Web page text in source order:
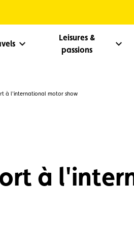
Leisures &
passions
à l'international motor show
à